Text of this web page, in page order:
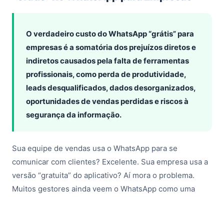
O verdadeiro custo do WhatsApp “grátis” para
empresas é a somatória dos prejuízos diretos e
indiretos causados pela falta de ferramentas
profissionais, como perda de produtividade,
leads desqualificados, dados desorganizados,
oportunidades de vendas perdidas e riscos à
segurança da informação.
Sua equipe de vendas usa o WhatsApp para se
comunicar com clientes? Excelente. Sua empresa usa a
versão “gratuita” do aplicativo? Aí mora o problema.
Muitos gestores ainda veem o WhatsApp como uma